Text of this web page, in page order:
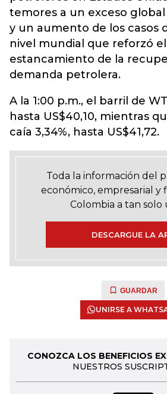
temores a un exceso
y un aumento de los casos
nivel mundial que reforzó
estancamiento de la
demanda petrolera.
A la 1:00 p.m., el barril de
hasta US$40,10, mientras
caía 3,34%, hasta US$41,72.
Toda la información del
económico, empresarial y
Colombia a tan solo
DESCARGUE LA
GUARDAR
UNIRSE A
CONOZCA LOS BENEFICIOS
NUESTROS